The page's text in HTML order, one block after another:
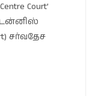
Court’
சர்வதேச